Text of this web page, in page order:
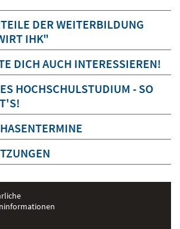
DER WEITERBILDUNG
IHK"
DICH AUCH INTERESSIEREN!
HOCHSCHULSTUDIUM - SO